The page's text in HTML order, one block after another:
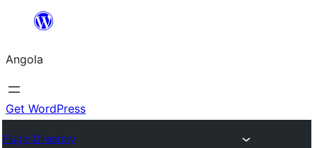
Saltar
o
conteúdo
Angola
Get WordPress
Plugin Directory